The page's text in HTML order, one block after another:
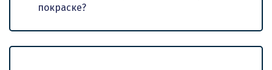
покраске?